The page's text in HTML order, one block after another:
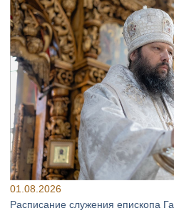
01.08.2026
Расписание служения епископа